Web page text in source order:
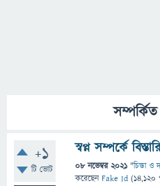
সম্পর্কিত
+1
টি ভোট
স্বপ্ন সম্পর্কে
08 নভেম্বর 2021 "চিন্তা ও
করেছেনFake Id (14,120